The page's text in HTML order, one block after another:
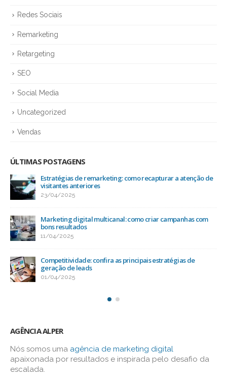
Redes Sociais
Remarketing
Retargeting
SEO
Social Media
Uncategorized
Vendas
ÚLTIMAS POSTAGENS
Estratégias de remarketing: como recapturar a atenção de
visitantes anteriores
23/04/2025
Marketing digital multicanal: como criar campanhas com
bons resultados
11/04/2025
Competitividade: confira as principais estratégias de
geração de leads
01/04/2025
AGÊNCIA ALPER
Nós somos uma agência de marketing digital
apaixonada por resultados e inspirada pelo desafio da
escalada.